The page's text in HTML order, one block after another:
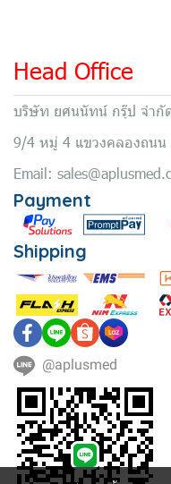
Head Office
บริษัท ยศนนัทน์ กรุ๊ป จำกั
9/4 หมู่ 4 แขวงคลองถนน
Email:
Payment
Shipping
@aplusmed